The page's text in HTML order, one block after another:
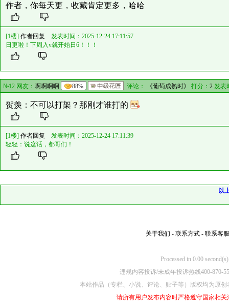
作者，你每天更，收藏肯定更多，哈哈
[1楼] 作者回复 发表时间：2025-12-24 17:11:57
日更啦！下周入v就开始日6！！！
№12 网友： 啊啊啊啊 88% 评论： 《葡萄成熟时》 打分： 2发表
贺羡：不可以打架？那刚才谁打的
[1楼] 作者回复 发表时间：2025-12-24 17:11:39
轻轻：说这话，都哥们！
以
关于我们 - 联系方式 - 联系客服
Processed in 0.00
违规内容投诉/未成年投诉热线400-870-
本站作品（专栏、小说、评论、贴子等）版权均为原
请所有用户发布内容时严格遵守国家相